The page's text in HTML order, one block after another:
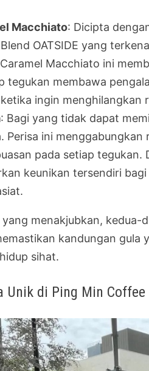
Macchiato: Dicipta
OATSIDE yang
Macchiato ini
tegukan membawa
ingin menghilangkan
: Bagi yang tidak dapat
Perisa ini
pada setiap tegukan.
keunikan tersendiri
menakjubkan,
kandungan gula
sihat.
Unik di Ping Min